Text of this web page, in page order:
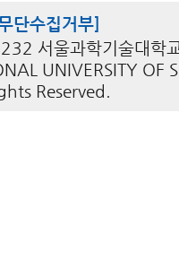
단수집거부]
서울과학기술대학
UNIVERSITY OF
Reserved.